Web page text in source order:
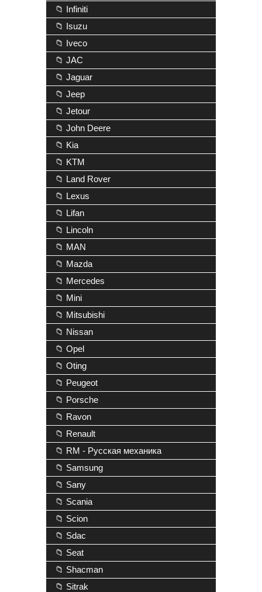
📁 Infiniti
📁 Isuzu
📁 Iveco
📁 JAC
📁 Jaguar
📁 Jeep
📁 Jetour
📁 John Deere
📁 Kia
📁 KTM
📁 Land Rover
📁 Lexus
📁 Lifan
📁 Lincoln
📁 MAN
📁 Mazda
📁 Mercedes
📁 Mini
📁 Mitsubishi
📁 Nissan
📁 Opel
📁 Oting
📁 Peugeot
📁 Porsche
📁 Ravon
📁 Renault
📁 RM - Русская механика
📁 Samsung
📁 Sany
📁 Scania
📁 Scion
📁 Sdac
📁 Seat
📁 Shacman
📁 Sitrak